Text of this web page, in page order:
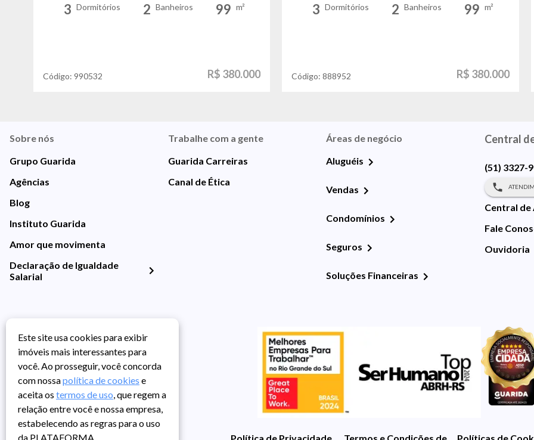
3 Dormitórios 2 Banheiros 99 m²
Código: 990532 R$ 380.000
3 Dormitórios 2 Banheiros 99 m²
Código:888952 R$ 380.000
Sobre nós
Grupo Guarida
Agências
Blog
Instituto Guarida
Amor que movimenta
Declaração de Igualdade
Salarial
Trabalhe com a gente
Guarida Carreiras
Canal de Ética
Áreas de negócio
Aluguéis
Vendas
Condomínios
Seguros
Soluções Financeiras
Central
(51) 3327-
Central de
Fale
Ouvidoria
Política de Privacidade Termos e Condições de UsoPolíticas de
Este site usa cookies para exibir
imóveis mais interessantes para
você. Ao prosseguir, você concorda
com nossapolítica de cookies e
aceita os termos de uso, que regem a
relação entre você e nossa empresa,
estabelecendo as regras para o uso
da PLATAFORMA.